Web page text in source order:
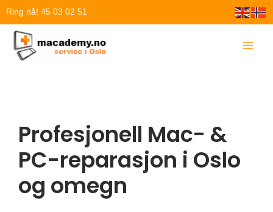
Hopp
innholdet
Ring nå! 45 03 02 51
Profesjonell Mac- &
PC-reparasjon i Oslo
og omegn